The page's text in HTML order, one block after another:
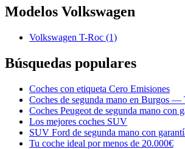
Modelos Volkswagen
Volkswagen T-Roc (1)
Búsquedas populares
Coches con etiqueta Cero Emisiones
Coches de segunda mano en Burgos —
Coches Peugeot de segunda mano con
Los mejores coches SUV
SUV Ford de segunda mano con
Tu coche ideal por menos de 20.000€